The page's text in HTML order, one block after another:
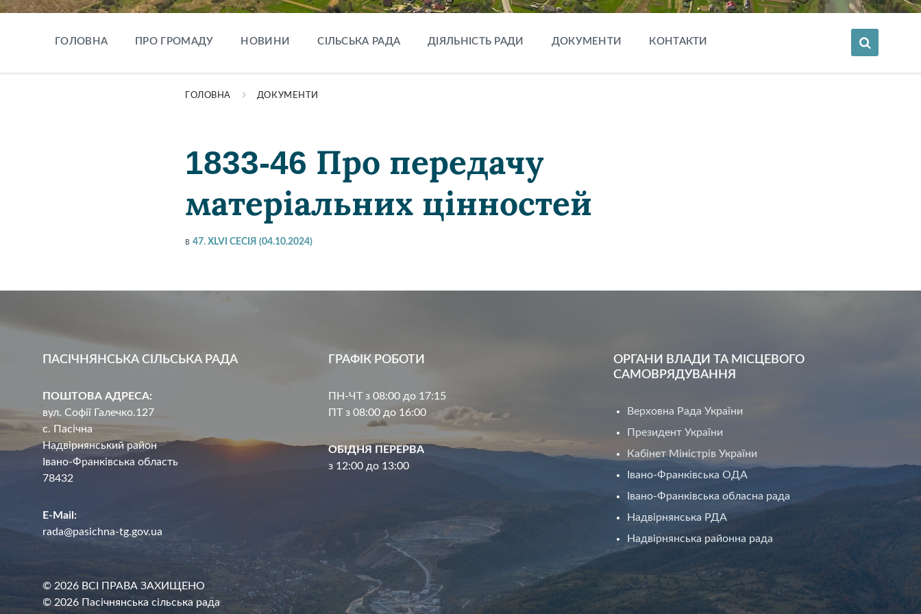
ГОЛОВНА ПРО ГРОМАДУ НОВИНИ СІЛЬСЬКА РАДА ДІЯЛЬНІСТЬ РАДИ ДОКУМЕНТИ КОНТАКТИ
ГОЛОВНА ДОКУМЕНТИ
1833-46 Про передачу
матеріальних цінностей
в47. XLVI СЕСІЯ (04.10.2024)
ПАСІЧНЯНСЬКА СІЛЬСЬКА РАДА
ПОШТОВА АДРЕСА:
вул. Софії Галечко.127
с. Пасічна
Надвірнянський район
Івано-Франківська область
78432
E-Mail:
rada@pasichna-tg.gov.ua
ГРАФІК РОБОТИ
ПН-ЧТ з 08:00 до 17:15
ПТ з 08:00 до 16:00
ОБІДНЯ ПЕРЕРВА
з 12:00 до 13:00
ОРГАНИ ВЛАДИ ТА МІСЦЕВОГО
САМОВРЯДУВАННЯ
Верховна Рада України
Президент України
Кабінет Міністрів України
Івано-Франківська ОДА
Івано-Франківська обласна рада
Надвірнянська РДА
Надвірнянська районна рада
© 2026 ВСІ ПРАВА ЗАХИЩЕНО
© 2026 Пасічнянська сільська рада